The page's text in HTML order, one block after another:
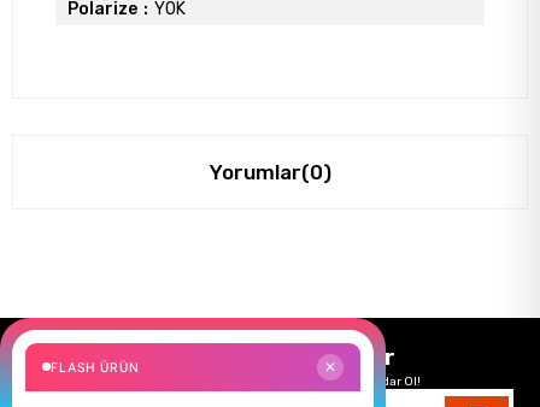
Polarize YOK
Yorumlar(0)
Size Özel Kampanyalar
Hemen Kayıt Ol Fırsatlardan Önce Sen Haberdar Ol!
FLASH ÜRÜN ✕